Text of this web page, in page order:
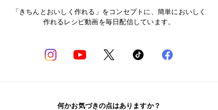
「きちんとおいしく作れる」をコンセプトに、簡単においしく
作れるレシピ動画を毎日配信しています。
何かお気づきの点はありますか？